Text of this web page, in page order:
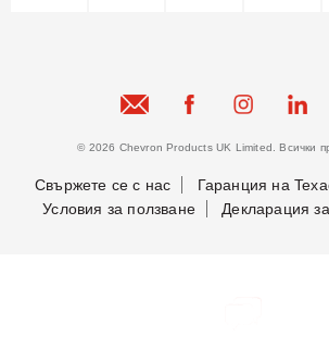
© 2026 Chevron Products UK Limited. Всички
Свържете се с нас Гаранция на
Условия за ползване
Декларация